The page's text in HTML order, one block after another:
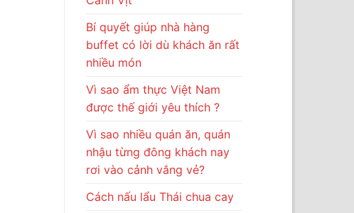
Bí quyết giúp nhà hàng
buffet có lời dù khách ăn rất
nhiều món
Vì sao ẩm thực Việt Nam
được thế giới yêu thích ?
Vì sao nhiều quán ăn, quán
nhậu từng đông khách nay
rơi vào cảnh vắng vẻ?
Cách nấu lẩu Thái chua cay